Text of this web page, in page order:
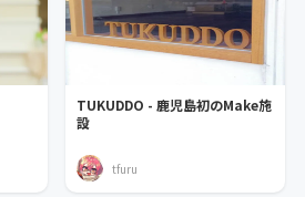
TUKUDDO - 鹿児島初のMake施
設
tfuru